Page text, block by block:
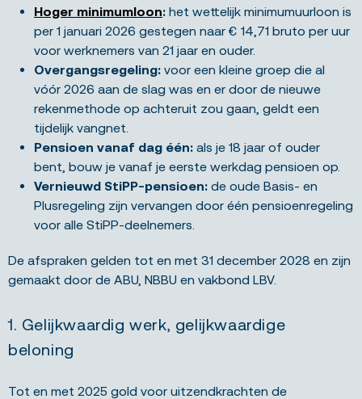
Hoger minimumloon: het wettelijk minimumuurloon is
per 1 januari 2026 gestegen naar € 14,71 bruto per uur
voor werknemers van 21 jaar en ouder.
Overgangsregeling: voor een kleine groep die al
vóór 2026 aan de slag was en er door de nieuwe
rekenmethode op achteruit zou gaan, geldt een
tijdelijk vangnet.
Pensioen vanaf dag één: als je 18 jaar of ouder
bent, bouw je vanaf je eerste werkdag pensioen op.
Vernieuwd StiPP-pensioen: de oude Basis- en
Plusregeling zijn vervangen door één pensioenregeling
voor alle StiPP-deelnemers.
De afspraken gelden tot en met 31 december 2028 en zijn
gemaakt door de ABU, NBBU en vakbond LBV.
1. Gelijkwaardig werk, gelijkwaardige
beloning
Tot en met 2025 gold voor uitzendkrachten de